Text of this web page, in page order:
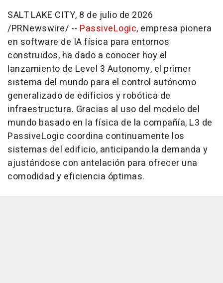
SALT LAKE CITY, 8 de julio de 2026
/PRNewswire/ -- PassiveLogic, empresa pionera
en software de IA física para entornos
construidos, ha dado a conocer hoy el
lanzamiento de Level 3 Autonomy, el primer
sistema del mundo para el control autónomo
generalizado de edificios y robótica de
infraestructura. Gracias al uso del modelo del
mundo basado en la física de la compañía, L3 de
PassiveLogic coordina continuamente los
sistemas del edificio, anticipando la demanda y
ajustándose con antelación para ofrecer una
comodidad y eficiencia óptimas.